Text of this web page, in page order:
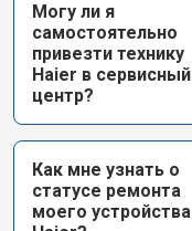
Могу ли я
самостоятельно
привезти технику
Haier в сервисный
центр?
Как мне узнать о
статусе ремонта
моего устройства